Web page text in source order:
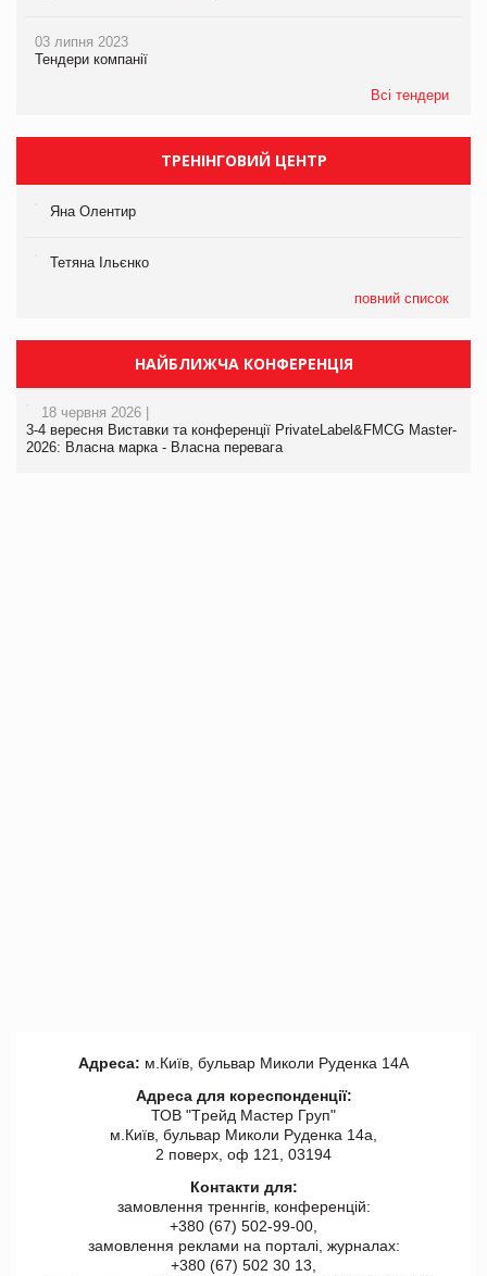
03 липня 2023
Тендери компанії
Всі тендери
ТРЕНІНГОВИЙ ЦЕНТР
Яна Олентир
Тетяна Ільєнко
повний список
НАЙБЛИЖЧА КОНФЕРЕНЦІЯ
18 червня 2026 |
3-4 вересня Виставки та конференції PrivateLabel&FMCG Master-
2026: Власна марка - Власна перевага
Адреса: м.Київ, бульвар Миколи Руденка 14А
Адреса для кореспонденції:
ТОВ "Tрейд Мастер Груп"
м.Київ, бульвар Миколи Руденка 14а,
2 поверх, оф 121, 03194
Контакти для:
замовлення треннгів, конференцій:
+380 (67) 502-99-00,
замовлення реклами на порталі, журналах:
+380 (67) 502 30 13,